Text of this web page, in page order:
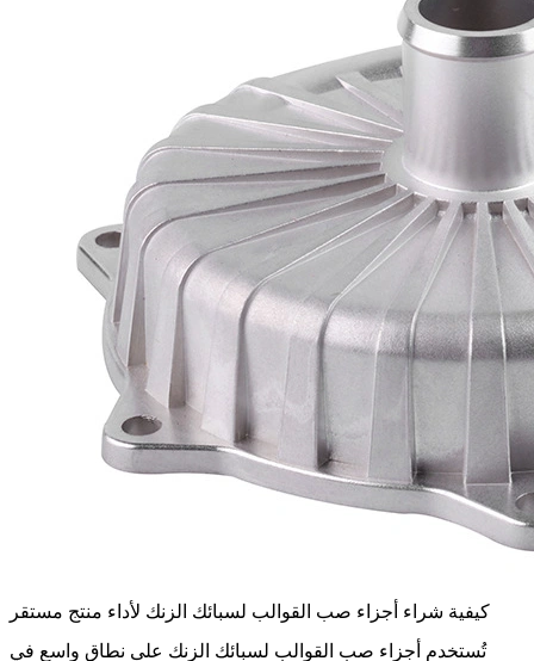
كيفية شراء أجزاء صب القوالب لسبائك الزنك لأداء منتج مستقر
تُستخدم أجزاء صب القوالب لسبائك الزنك على نطاق واسع في